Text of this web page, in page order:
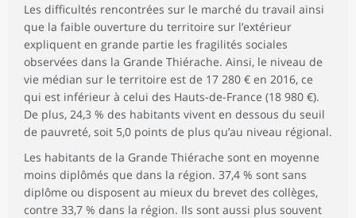
Les difficultés rencontrées sur le marché du travail ainsi
que la faible ouverture du territoire sur l’extérieur
expliquent en grande partie les fragilités sociales
observées dans la Grande Thiérache. Ainsi, le niveau de
vie médian sur le territoire est de 17 280 € en 2016, ce
qui est inférieur à celui des Hauts-de-France (18 980 €).
De plus, 24,3 % des habitants vivent en dessous du seuil
de pauvreté, soit 5,0 points de plus qu’au niveau régional.
Les habitants de la Grande Thiérache sont en moyenne
moins diplômés que dans la région. 37,4 % sont sans
diplôme ou disposent au mieux du brevet des collèges,
contre 33,7 % dans la région. Ils sont aussi plus souvent